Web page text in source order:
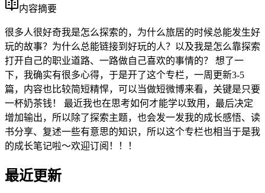
内容摘要
很多人很好奇我是怎么探索的，为什么旅居的时候总能发生好
玩的故事？为什么总能链接到好玩的人？以及我是怎么靠探索
打开自己的职业道路、一路做自己喜欢的事情的？ 想了一
下，我确实有很多心得，于是开了这个专栏，一周更新3-5
篇，内容也比较简短精悍，可以当做短微博来看，关键是只要
一杯奶茶钱！ 最近我也在思考如何才能学以致用，最后决定
增加输出，所以除了探索主题，也会发一发我的成长感悟、读
书分享、复述一些有意思的知识，所以这个专栏也相当于是我
的成长笔记啦～欢迎订阅！！！
最近更新